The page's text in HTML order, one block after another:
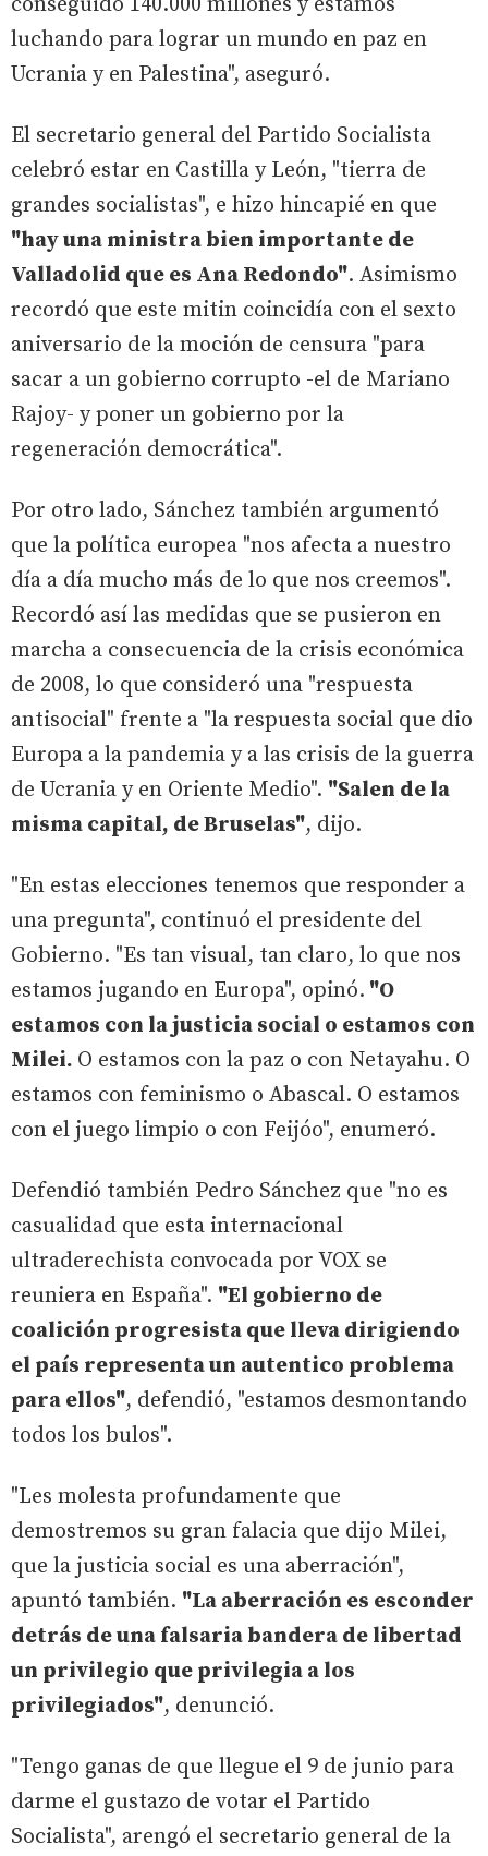
luchando para lograr un mundo en paz en
Ucrania y en Palestina", aseguró.
El secretario general del Partido Socialista
celebró estar en Castilla y León, "tierra de
grandes socialistas", e hizo hincapié en que
"hay una ministra bien importante de
Valladolid que es Ana Redondo". Asimismo
recordó que este mitin coincidía con el sexto
aniversario de la moción de censura "para
sacar a un gobierno corrupto -el de Mariano
Rajoy- y poner un gobierno por la
regeneración democrática".
Por otro lado, Sánchez también argumentó
que la política europea "nos afecta a nuestro
día a día mucho más de lo que nos creemos".
Recordó así las medidas que se pusieron en
marcha a consecuencia de la crisis económica
de 2008, lo que consideró una "respuesta
antisocial" frente a "la respuesta social que dio
Europa a la pandemia y a las crisis de la guerra
de Ucrania y en Oriente Medio". "Salen de la
misma capital, de Bruselas", dijo.
"En estas elecciones tenemos que responder a
una pregunta", continuó el presidente del
Gobierno. "Es tan visual, tan claro, lo que nos
estamos jugando en Europa", opinó. "O
estamos con la justicia social o estamos con
Milei. O estamos con la paz o con Netayahu. O
estamos con feminismo o Abascal. O estamos
con el juego limpio o con Feijóo", enumeró.
Defendió también Pedro Sánchez que "no es
casualidad que esta internacional
ultraderechista convocada por VOX se
reuniera en España". "El gobierno de
coalición progresista que lleva dirigiendo
el país representa un autentico problema
para ellos", defendió, "estamos desmontando
todos los bulos".
"Les molesta profundamente que
demostremos su gran falacia que dijo Milei,
que la justicia social es una aberración",
apuntó también. "La aberración es esconder
detrás de una falsaria bandera de libertad
un privilegio que privilegia a los
privilegiados", denunció.
"Tengo ganas de que llegue el 9 de junio para
darme el gustazo de votar el Partido
Socialista", arengó el secretario general de la